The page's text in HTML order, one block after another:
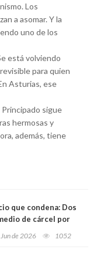
Los
a asomar. Y la
uno de los
está volviendo
para quien
Asturias, ese
sigue
hermosas y
además, tiene
que condena: Dos
de cárcel por
de 2026 1052